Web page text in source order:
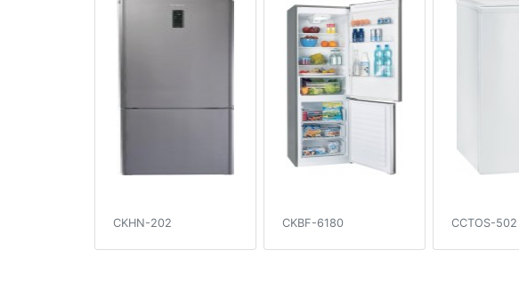
CKHN-202 CKBF-6180 CCTOS-502